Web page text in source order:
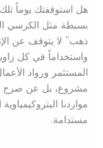
هل استوقفتك يوماً
بسيطة مثل الكرسي
ذهب” لا يتوقف عن
واستخداماً في كل
المستثمر ورواد
مشروع، بل عن صرح
مواردنا
مستدامة.